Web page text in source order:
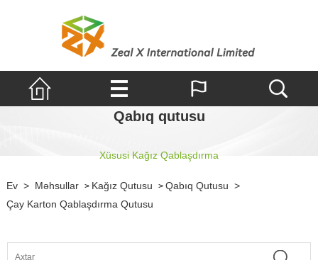
Qabıq qutusu
Xüsusi Kağız Qablaşdırma
Ev > Məhsullar > Kağız Qutusu > Qabıq Qutusu >
Çay Karton Qablaşdırma Qutusu